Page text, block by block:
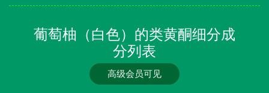
葡萄柚（白色）的类黄酮细分成
分列表
高级会员可见